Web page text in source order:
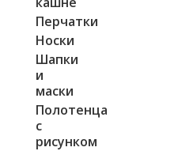
Перчатки
Носки
Шапки
и
маски
Полотенца
с
рисунком